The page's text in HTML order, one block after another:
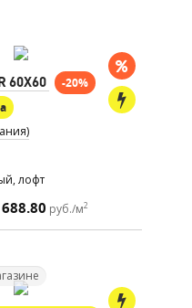
60X60
-20%
лофт
руб./м2